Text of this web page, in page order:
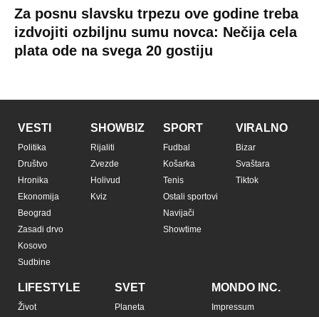
Za posnu slavsku trpezu ove godine treba
izdvojiti ozbiljnu sumu novca: Nečija cela
plata ode na svega 20 gostiju
VESTI
Politika
Društvo
Hronika
Ekonomija
Beograd
Zasadi drvo
Kosovo
Sudbine
SHOWBIZ
Rijaliti
Zvezde
Holivud
Kviz
SPORT
Fudbal
Košarka
Tenis
Ostali sportovi
Navijači
Showtime
VIRALNO
Bizar
Svaštara
Tiktok
LIFESTYLE
Život
SVET
Planeta
MONDO INC.
Impressum